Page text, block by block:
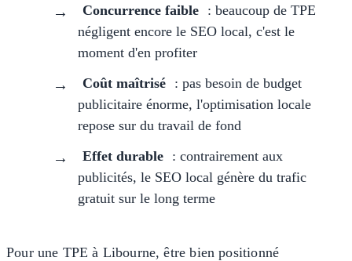
Concurrence faible : beaucoup de TPE
négligent encore le SEO local, c'est le
moment d'en profiter
Coût maîtrisé : pas besoin de budget
publicitaire énorme, l'optimisation locale
repose sur du travail de fond
Effet durable : contrairement aux
publicités, le SEO local génère du trafic
gratuit sur le long terme
Pour une TPE à Libourne, être bien positionné